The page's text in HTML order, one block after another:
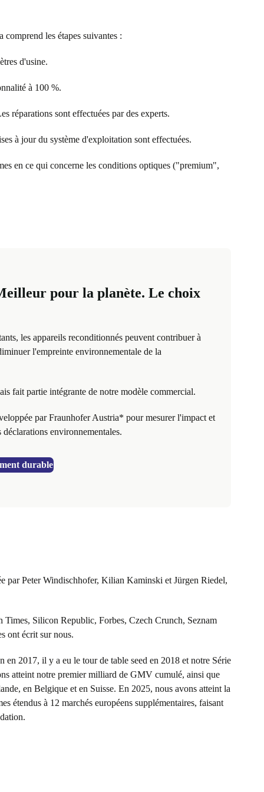
les étapes suivantes :
d'usine.
à 100 %.
réparations sont effectuées par des experts.
à jour du système d'exploitation sont effectuées.
en ce qui concerne les conditions optiques ("premium",
pour la planète. Le choix
les appareils reconditionnés peuvent contribuer à
l'empreinte environnementale de la
fait partie intégrante de notre modèle commercial.
par Fraunhofer Austria* pour mesurer l'impact et
environnementales.
durable
par Peter Windischhofer, Kilian Kaminski et Jürgen Riedel,
Silicon Republic, Forbes, Czech Crunch, Seznam
ont écrit sur nous.
en 2017, il y a eu le tour de table seed en 2018 et notre Série
atteint notre premier milliard de GMV cumulé, ainsi que
en Belgique et en Suisse. En 2025, nous avons atteint la
étendus à 12 marchés européens supplémentaires, faisant